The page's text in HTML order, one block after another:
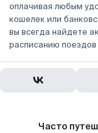
оплачивая любым
кошелек или
вы всегда найдете
расписанию
Часто